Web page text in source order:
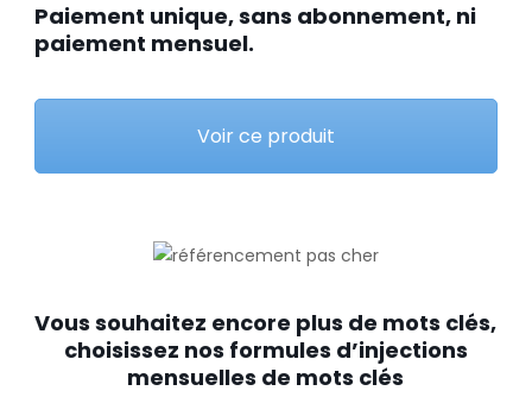
Paiement unique, sans abonnement, ni
paiement mensuel.
Voir ce produit
Vous souhaitez encore plus de mots clés,
choisissez nos formules d’injections
mensuelles de mots clés